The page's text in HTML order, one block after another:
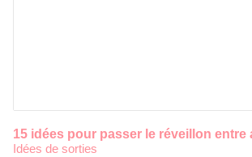
15 idées pour passer le réveillon entre
Idées de sorties